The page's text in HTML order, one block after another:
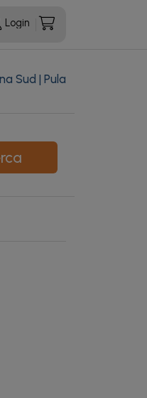
Login
Sud | Pula